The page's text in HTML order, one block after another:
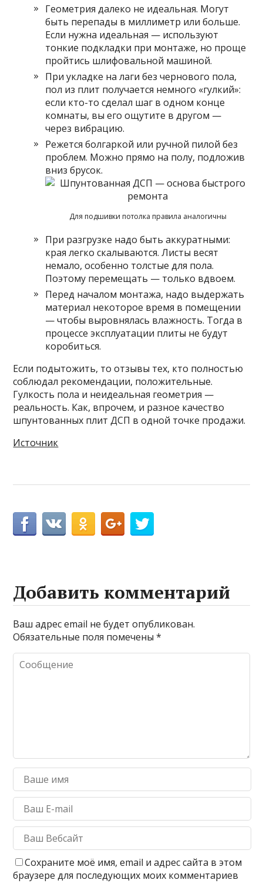
Геометрия далеко не идеальная. Могут
быть перепады в миллиметр или больше.
Если нужна идеальная — используют
тонкие подкладки при монтаже, но проще
пройтись шлифовальной машиной.
При укладке на лаги без чернового пола,
пол из плит получается немного «гулкий»:
если кто-то сделал шаг в одном конце
комнаты, вы его ощутите в другом —
через вибрацию.
Режется болгаркой или ручной пилой без
проблем. Можно прямо на полу, подложив
вниз брусок.
Для подшивки потолка правила аналогичны
При разгрузке надо быть аккуратными:
края легко скалываются. Листы весят
немало, особенно толстые для пола.
Поэтому перемещать — только вдвоем.
Перед началом монтажа, надо выдержать
материал некоторое время в помещении
— чтобы выровнялась влажность. Тогда в
процессе эксплуатации плиты не будут
коробиться.
Если подытожить, то отзывы тех, кто полностью
соблюдал рекомендации, положительные.
Гулкость пола и неидеальная геометрия —
реальность. Как, впрочем, и разное качество
шпунтованных плит ДСП в одной точке продажи.
Источник
Добавить комментарий
Ваш адрес email не будет опубликован.
Обязательные поля помечены*
Сохраните моё имя, email и адрес сайта в этом
браузере для последующих моих комментариев